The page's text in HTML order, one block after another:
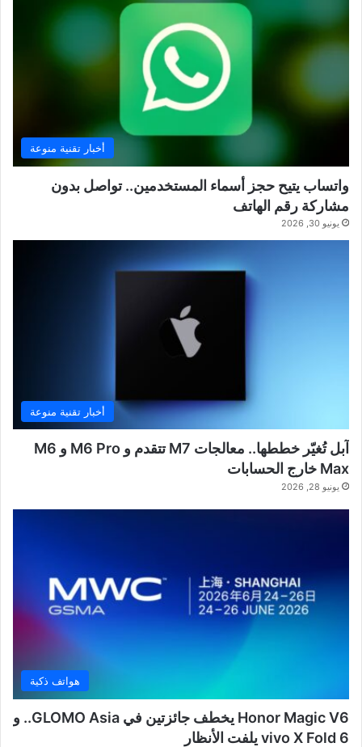
أخبار تقنية منوعة
واتساب يتيح حجز أسماء المستخدمين.. تواصل بدون
مشاركة رقم الهاتف
يونيو 30, 2026
أخبار تقنية منوعة
آبل تُغيّر خططها.. معالجات M7 تتقدم و M6 Pro و M6
Max خارج الحسابات
يونيو 28, 2026
هواتف ذكية
Honor Magic V6 يخطف جائزتين في GLOMO Asia.. و
vivo X Fold 6 يلفت الأنظار